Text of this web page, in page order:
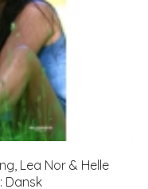
Lea Nor & Helle
Dansk